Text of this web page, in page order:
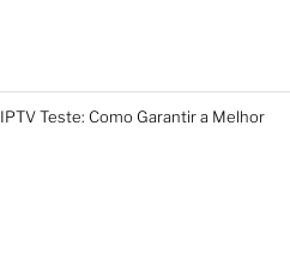
IPTV Teste: Como Garantir a Melhor